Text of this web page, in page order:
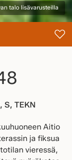
talo lisävarusteilla
S, TEKN
Aitio
ja fiksua
vieressä,